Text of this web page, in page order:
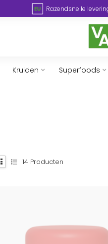
Razendsnelle
Kruiden Superfoods
14 Producten